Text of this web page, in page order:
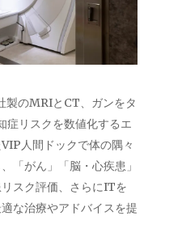
製のMRIとCT、ガンをタ
症リスクを数値化するエ
人間ドックで体の隅々
「がん」「脳・心疾患」
スク評価、さらにITを
な治療やアドバイスを提